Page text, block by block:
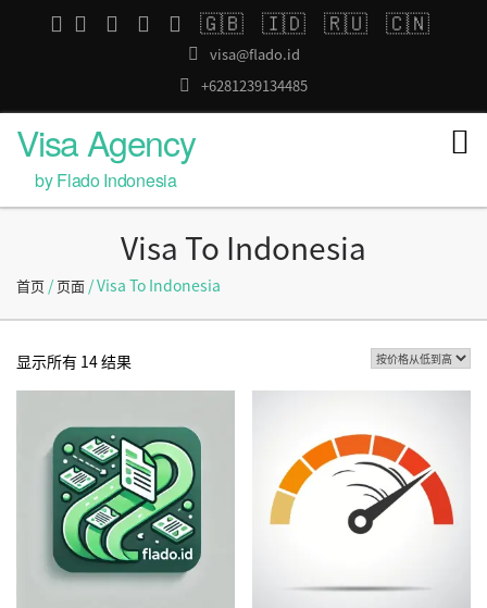
🇬🇧 🇮🇩 🇷🇺 🇨🇳
visa@flado.id
+6281239134485
Visa Agency
by Flado Indonesia
Visa To Indonesia
首页 / 页面 / Visa To Indonesia
显示所有 14 结果